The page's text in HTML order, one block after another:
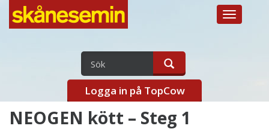
Toggle
Logga in på TopCow
NEOGEN kött – Steg 1